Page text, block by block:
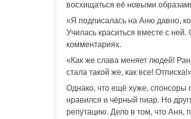
восхищаться её новыми
«Я подписалась на Аню давно,
Училась краситься вместе с
комментариях.
«Как же слава меняет людей!
стала такой же, как все!
Однако, что ещё хуже, спонсоры
нравился и чёрный пиар. Но
репутацию. Дело в том, что Аня,